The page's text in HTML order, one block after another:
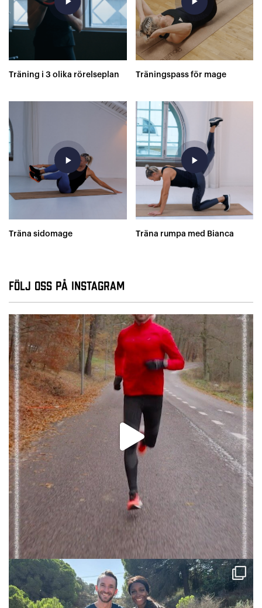
Träning i 3 olika rörelseplan Träningspass för mage
play_arrow
Träna sidomage
play_arrow
Träna rumpa med Bianca
Följ oss på Instagram